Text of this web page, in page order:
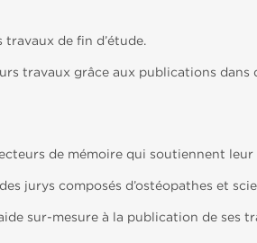
de fin d’étude.
travaux grâce aux publications dans
de mémoire qui soutiennent leur
jurys composés d’ostéopathes et
sur-mesure à la publication de ses